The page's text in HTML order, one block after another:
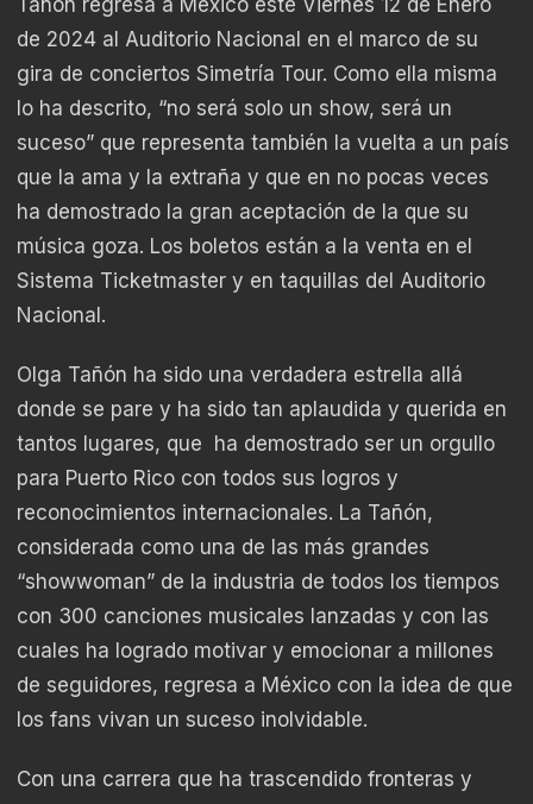
de 2024 al Auditorio Nacional en el marco de su
gira de conciertos Simetría Tour. Como ella misma
lo ha descrito, “no será solo un show, será un
suceso” que representa también la vuelta a un país
que la ama y la extraña y que en no pocas veces
ha demostrado la gran aceptación de la que su
música goza. Los boletos están a la venta en el
Sistema Ticketmaster y en taquillas del Auditorio
Nacional.
Olga Tañón ha sido una verdadera estrella allá
donde se pare y ha sido tan aplaudida y querida en
tantos lugares, que ha demostrado ser un orgullo
para Puerto Rico con todos sus logros y
reconocimientos internacionales. La Tañón,
considerada como una de las más grandes
“showwoman” de la industria de todos los tiempos
con 300 canciones musicales lanzadas y con las
cuales ha logrado motivar y emocionar a millones
de seguidores, regresa a México con la idea de que
los fans vivan un suceso inolvidable.
Con una carrera que ha trascendido fronteras y